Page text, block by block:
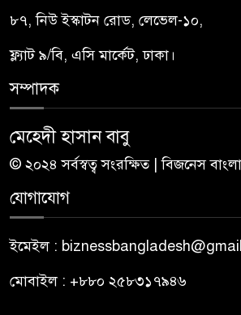
৮৭, নিউ ইস্কাটন রোড, লেভেল-১০,
ফ্ল্যাট ৯/বি, এসি মার্কেট, ঢাকা।
সম্পাদক
মেহেদী হাসান বাবু
© ২০২৪ সর্বস্বত্ব সংরক্ষিত | বিজনেস
যোগাযোগ
ইমেইল :
মোবাইল : +৮৮০ ২৫৮৩১৭৯৪৬